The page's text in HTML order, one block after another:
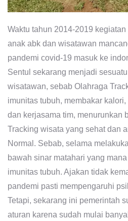
Waktu tahun 2014-2019
anak abk dan wisatawan
pandemi covid-19 masuk ke
Sentul sekarang menjadi
wisatawan, sebab Olahraga
imunitas tubuh, membakar
dan kerjasama tim, menurunkan
Tracking wisata yang sehat dan
Normal. Sebab, selama
bawah sinar matahari yang
imunitas tubuh. Ajakan tidak
pandemi pasti mempengaruhi
Tetapi, sekarang ini pemerintah
aturan karena sudah mulai